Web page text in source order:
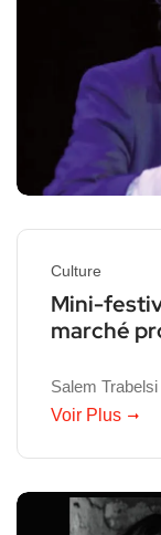
Culture
Mini-
marché
Salem Trabelsi
Voir Plus